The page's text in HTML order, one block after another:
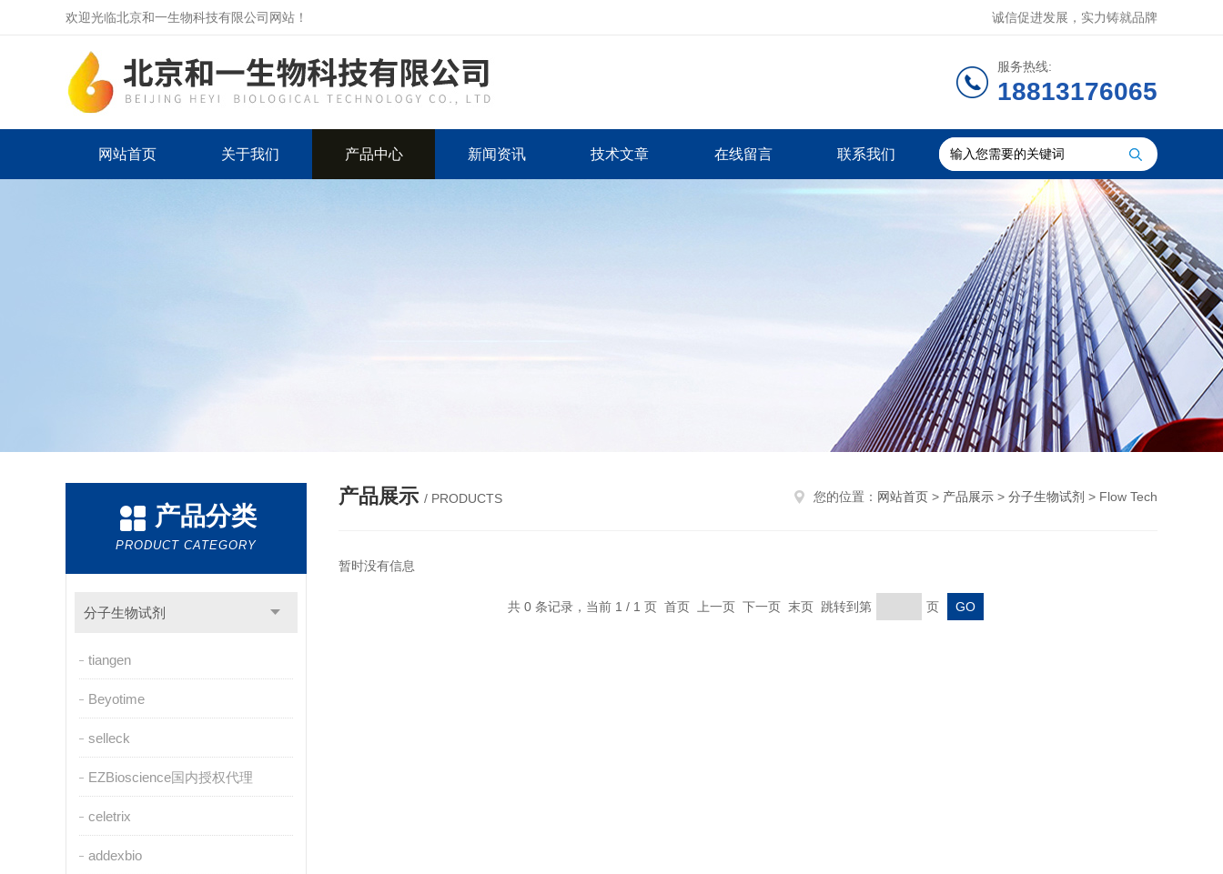
欢迎光临北京和一生物科技有限公司网站！ 诚信促进发展，实力铸就品牌
服务热线:
18813176065
网站首页 关于我们 产品中心 新闻资讯 技术文章 在线留言 联系我们
产品分类
PRODUCT CATEGORY
分子生物试剂
tiangen
Beyotime
selleck
EZBioscience国内授权代理
celetrix
addexbio
产品展示 / PRODUCTS 您的位置： 网站首页 > 产品展示 > 分子生物试剂 > Flow Tech
暂时没有信息
共 0 条记录，当前 1 / 1 页 首页 上一页 下一页 末页 跳转到第 页